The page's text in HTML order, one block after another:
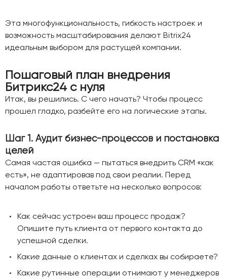
Эта многофункциональность, гибкость настроек и
возможность масштабирования делают Bitrix24
идеальным выбором для растущей компании.
Пошаговый план внедрения
Битрикс24 с нуля
Итак, вы решились. С чего начать? Чтобы процесс
прошел гладко, разбейте его на логические этапы.
Шаг 1. Аудит бизнес-процессов и постановка
целей
Самая частая ошибка — пытаться внедрить CRM «как
есть», не адаптировав под свои реалии. Перед
началом работы ответьте на несколько вопросов:
Как сейчас устроен ваш процесс продаж?
Опишите путь клиента от первого контакта до
успешной сделки.
Какие данные о клиентах и сделках вы собираете?
Какие рутинные операции отнимают у менеджеров